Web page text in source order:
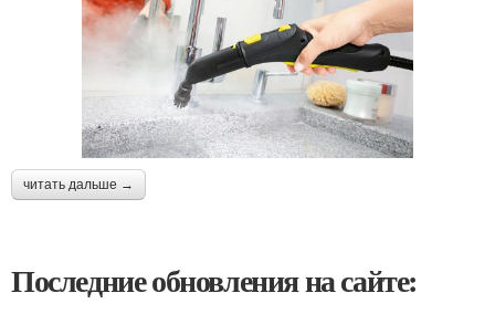
читать дальше →
Последние обновления на сайте: